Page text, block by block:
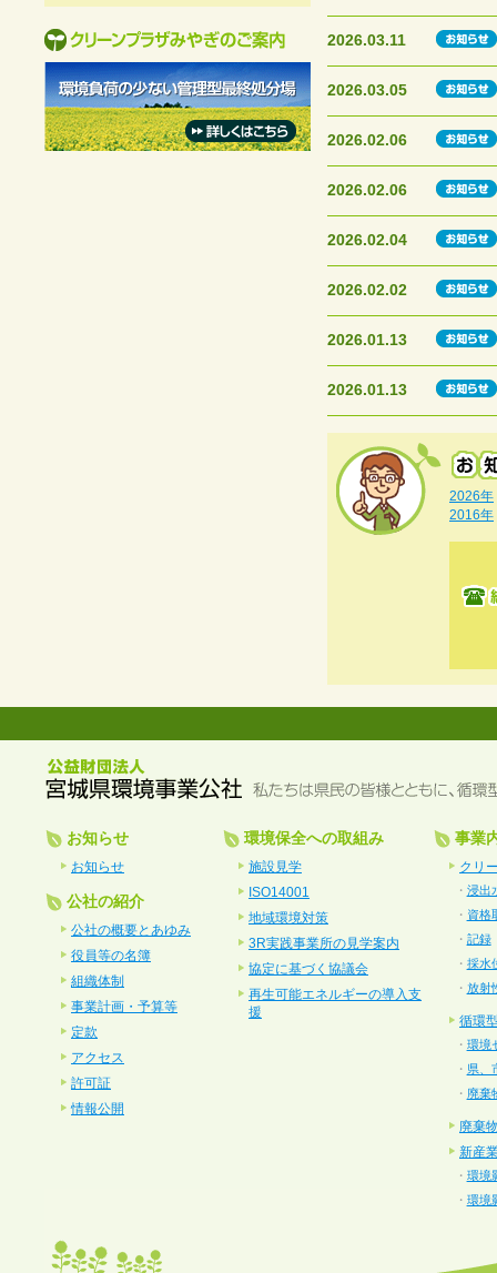
2026.03.11
2026.03.05
2026.02.06
2026.02.06
2026.02.04
2026.02.02
2026.01.13
2026.01.13
2026年
2016年
お知らせ
お知らせ
公社の紹介
公社の概要とあゆみ
役員等の名簿
組織体制
事業計画・予算等
定款
アクセス
許可証
情報公開
環境保全への取組み
施設見学
ISO14001
地域環境対策
3R実践事業所の見学案内
協定に基づく協議会
再生可能エネルギーの導入支
援
事業
クリ
・ 浸出
・ 資格
・ 記録
・ 採水
・ 放射
循環
・ 環境
・ 県、
・ 廃棄
廃棄
新産
・ 環境
・ 環境